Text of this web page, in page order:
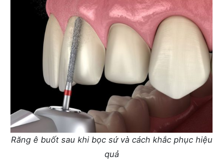
Răng ê buốt sau khi bọc sứ và cách khắc phục hiệu
quả